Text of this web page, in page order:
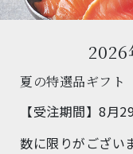
2026
夏の特選品ギフト
【受注期間】8月
数に限りがござい